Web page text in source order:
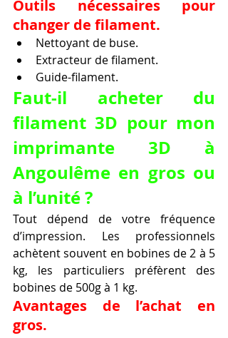
Outils nécessaires pour
changer de filament.
Nettoyant de buse.
Extracteur de filament.
Guide-filament.
Faut-il acheter du
filament 3D pour mon
imprimante 3D à
Angoulême en gros ou
à l’unité ?
Tout dépend de votre fréquence
d’impression. Les professionnels
achètent souvent en bobines de 2 à 5
kg, les particuliers préfèrent des
bobines de 500g à 1 kg.
Avantages de l’achat en
gros.